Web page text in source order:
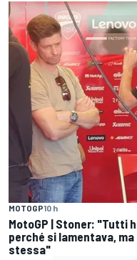
MOTOGP10 h
MotoGP | Stoner: "Tutti
perché si lamentava,
stessa"